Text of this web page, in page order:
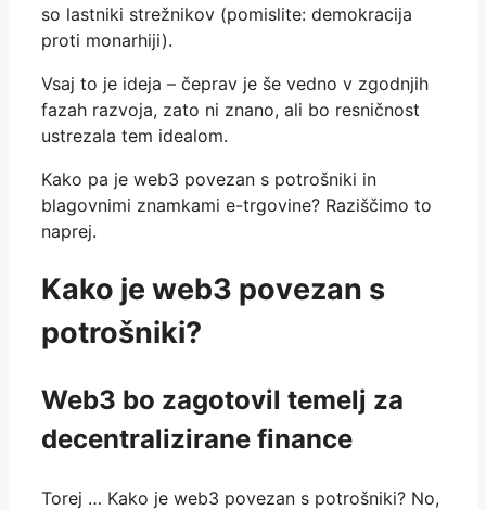
so lastniki strežnikov (pomislite: demokracija
proti monarhiji).
Vsaj to je ideja – čeprav je še vedno v zgodnjih
fazah razvoja, zato ni znano, ali bo resničnost
ustrezala tem idealom.
Kako pa je web3 povezan s potrošniki in
blagovnimi znamkami e-trgovine? Raziščimo to
naprej.
Kako je web3 povezan s
potrošniki?
Web3 bo zagotovil temelj za
decentralizirane finance
Torej … Kako je web3 povezan s potrošniki? No,